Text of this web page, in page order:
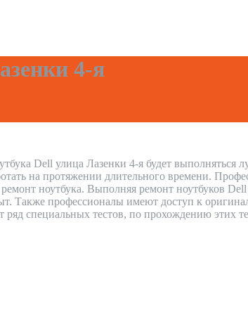
4-я
Dell улица Лазенки 4-я будет выполняться
на протяжении длительного времени.
ноутбука. Выполняя ремонт ноутбуков
профессионалы имеют доступ к
ряд специальных тестов, по прохождению этих